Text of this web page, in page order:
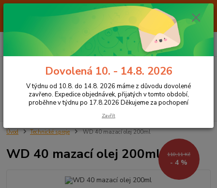
Od 7.8. do 14.8. 2026 máme z důvodu dovolené ZAVŘENO. Expedice
objednávek, přijatých v tomto období, proběhne v týdnu po 17.8.2026
Děkujeme za pochopení
CZK
Hledat
+420 605 283 713
za0,00 Kč
Úvod Technické spreje WD 40 mazací olej 200ml
WD 40 mazací olej 200ml 110,11 Kč
- 4 %
Dovolená 10. - 14.8. 2026
V týdnu od 10.8. do 14.8. 2026 máme z důvodu dovolené
zavřeno. Expedice objednávek, přijatých v tomto období,
proběhne v týdnu po 17.8.2026 Děkujeme za pochopení
Zavřít